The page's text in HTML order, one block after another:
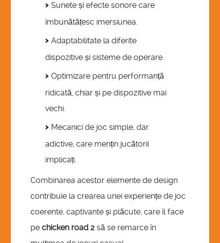
Sunete și efecte sonore care
îmbunătățesc imersiunea.
Adaptabilitate la diferite
dispozitive și sisteme de operare.
Optimizare pentru performanță
ridicată, chiar și pe dispozitive mai
vechi.
Mecanici de joc simple, dar
adictive, care mențin jucătorii
implicați.
Combinarea acestor elemente de design
contribuie la crearea unei experiențe de joc
coerente, captivante și plăcute, care îl face
pechicken road 2 să se remarce în